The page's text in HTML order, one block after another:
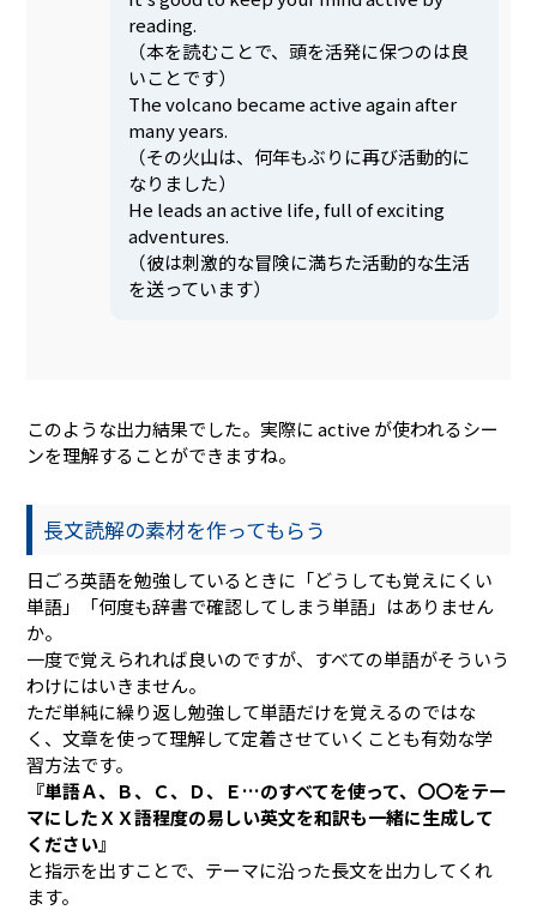
reading.
（本を読むことで、頭を活発に保つのは良
いことです）
The volcano became active again after
many years.
（その火山は、何年もぶりに再び活動的に
なりました）
He leads an active life, full of exciting
adventures.
（彼は刺激的な冒険に満ちた活動的な生活
を送っています）
このような出力結果でした。実際に active が使われるシー
ンを理解することができますね。
長文読解の素材を作ってもらう
日ごろ英語を勉強しているときに「どうしても覚えにくい
単語」「何度も辞書で確認してしまう単語」はありません
か。
一度で覚えられれば良いのですが、すべての単語がそういう
わけにはいきません。
ただ単純に繰り返し勉強して単語だけを覚えるのではな
く、文章を使って理解して定着させていくことも有効な学
習方法です。
『単語Ａ、Ｂ、Ｃ、Ｄ、Ｅ…のすべてを使って、〇〇をテー
マにしたＸＸ語程度の易しい英文を和訳も一緒に生成して
ください』
と指示を出すことで、テーマに沿った長文を出力してくれ
ます。